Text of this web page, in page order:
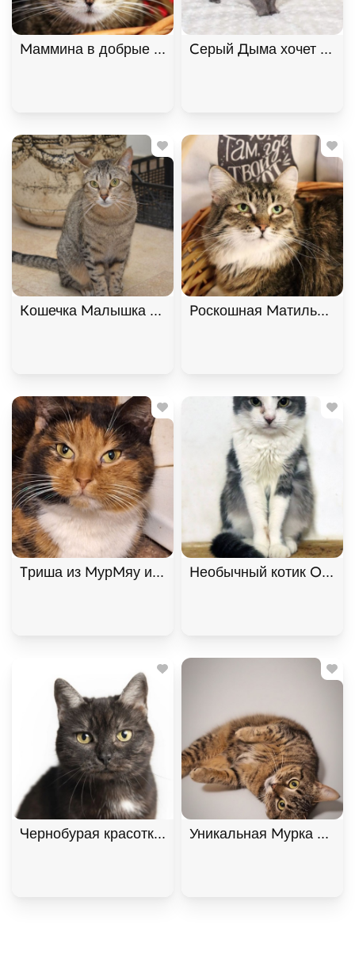
Маммина в добрые руки, Полосатый,
Серый Дыма хочет
Кошечка Малышка ищет дом В хорошие руки
Роскошная Матильда в
Триша из МурМяу ищет дом. В дар! ,
Необычный котик
Чернобурая красотка ШанельУникальная Мурка из